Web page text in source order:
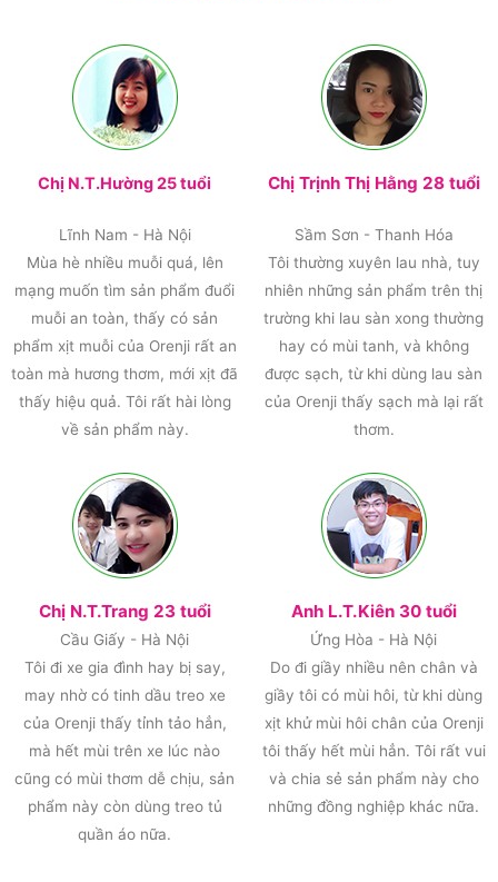
Chị N.T.Hường 25 tuổi
Lĩnh Nam - Hà Nội
Mùa hè nhiều muỗi quá, lên
mạng muốn tìm sản phẩm đuổi
muỗi an toàn, thấy có sản
phẩm xịt muỗi của Orenji rất an
toàn mà hương thơm, mới xịt đã
thấy hiệu quả. Tôi rất hài lòng
về sản phẩm này.
Chị Trịnh Thị Hằng 28 tuổi
Sầm Sơn - Thanh Hóa
Tôi thường xuyên lau nhà, tuy
nhiên những sản phẩm trên thị
trường khi lau sàn xong thường
hay có mùi tanh, và không
được sạch, từ khi dùng lau sàn
của Orenji thấy sạch mà lại rất
thơm.
Chị N.T.Trang 23 tuổi
Cầu Giấy - Hà Nội
Tôi đi xe gia đình hay bị say,
may nhờ có tinh dầu treo xe
của Orenji thấy tỉnh tảo hẳn,
mà hết mùi trên xe lúc nào
cũng có mùi thơm dễ chịu, sản
phẩm này còn dùng treo tủ
quần áo nữa.
Anh L.T.Kiên 30 tuổi
Ứng Hòa - Hà Nội
Do đi giầy nhiều nên chân và
giầy tôi có mùi hôi, từ khi dùng
xịt khử mùi hôi chân của Orenji
tôi thấy hết mùi hẳn. Tôi rất vui
và chia sẻ sản phẩm này cho
những đồng nghiệp khác nữa.